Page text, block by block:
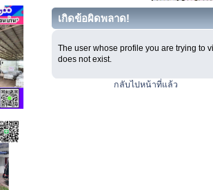
เกิดข้อผิดพลาด!
The user whose profile you are trying to
does not exist.
กลับไปหน้าที่แล้ว